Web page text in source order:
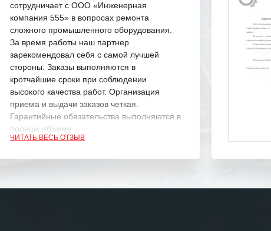
сотрудничает с ООО «Инженерная
компания 555» в вопросах ремонта
сложного промышленного оборудования.
За время работы наш партнер
зарекомендовал себя с самой лучшей
стороны. Заказы выполняются в
кротчайшие сроки при соблюдении
высокого качества работ. Организация
приема и выдачи заказов четкая.
Гарантийные обязательства выполняются в
полном объеме.
ЧИТАТЬ ВЕСЬ ОТЗЫВ